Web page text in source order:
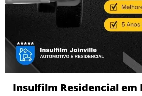
Insulfilm Residencial em